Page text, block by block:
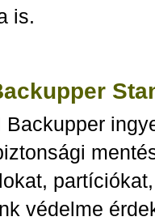
is.
Backupper
védelme